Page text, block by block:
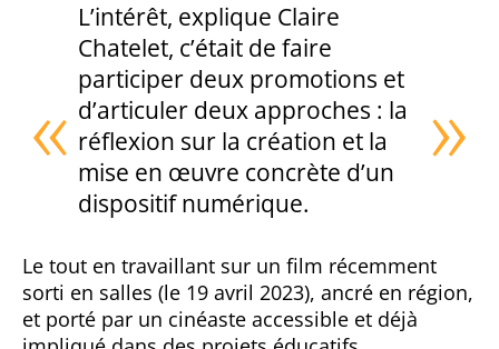
L’intérêt, explique Claire
Chatelet, c’était de faire
participer deux promotions et
d’articuler deux approches : la
réflexion sur la création et la
mise en œuvre concrète d’un
dispositif numérique.
Le tout en travaillant sur un film récemment
sorti en salles (le 19 avril 2023), ancré en région,
et porté par un cinéaste accessible et déjà